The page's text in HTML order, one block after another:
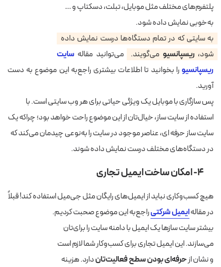
پلتفرم‌های مختلف مثل موبایل، تبلت، دسکتاپ و …
به‌خوبی نمایش داده شود.
به سایتی که در تمام دستگاه‌ها درست نمایش داده
شود، ریسپانسیو می‌گویند. می‌توانید مقاله سایت
ریسپانسیو را بخوانید تا اطلاعات بیشتری راجع‌به این موضوع به دست
آورید.
پس سازگاری با موبایل یک ویژگی حیاتی برای هر وب سایتی است. با
استفاده از سایت ساز، خیال‌تان از این موضوع راحت خواهد بود؛ چراکه یک
سایت ساز حرفه ای، عناصر موجود در سایت را به‌نوعی چیدمان می‌کند که
در دستگاه‌های مختلف درست نمایش داده شوند.
۴- امکان ساخت ایمیل تجاری
هیچ کسب‌وکاری نباید از ایمیل‌های رایگان مثل جی‌میل استفاده کند! قبلاً
در مقالهایمیل شرکتیراجع‌به این موضوع صحبت کردیم.
بیشتر سایت ساز‌ها یک ایمیل با دامنه سایت را برای‌تان
می‌سازند. این ایمیل تجاری برای کسب‌وکار شما لازم است
و نشان از حرفه‌ای بودن سطح فعالیت‌تاندارد. هزینه